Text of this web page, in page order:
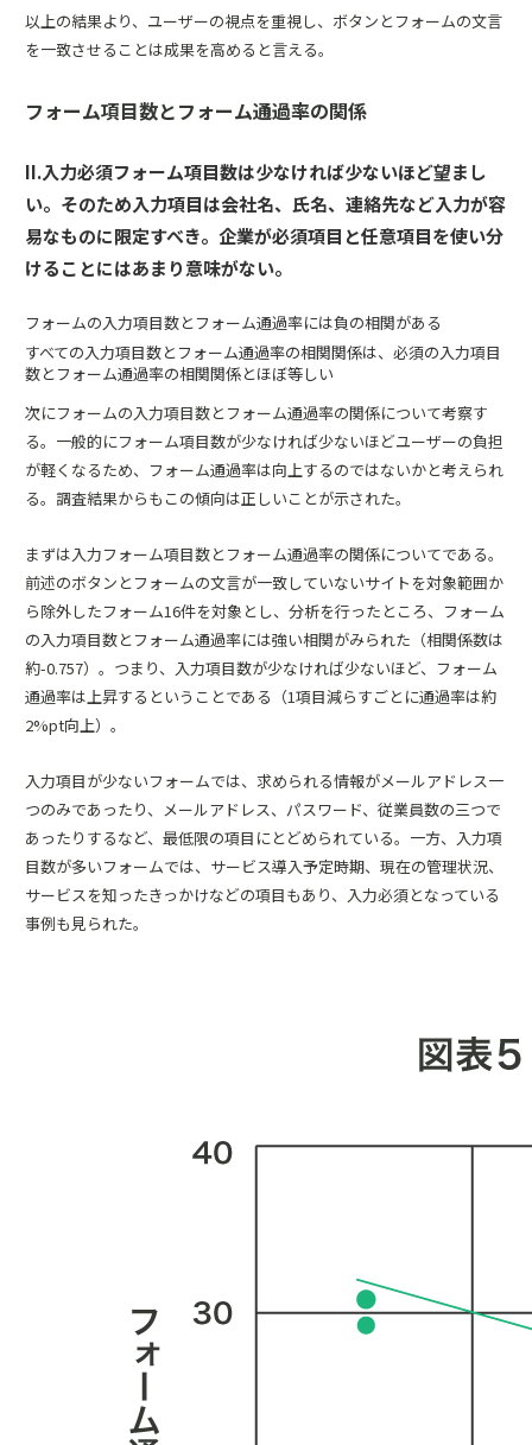
以上の結果より、ユーザーの視点を重視し、ボタンとフォームの文言
を一致させることは成果を高めると言える。
フォーム項目数とフォーム通過率の関係
II.入力必須フォーム項目数は少なければ少ないほど望まし
い。そのため入力項目は会社名、氏名、連絡先など入力が容
易なものに限定すべき。企業が必須項目と任意項目を使い分
けることにはあまり意味がない。
フォームの入力項目数とフォーム通過率には負の相関がある
すべての入力項目数とフォーム通過率の相関関係は、必須の入力項目
数とフォーム通過率の相関関係とほぼ等しい
次にフォームの入力項目数とフォーム通過率の関係について考察す
る。一般的にフォーム項目数が少なければ少ないほどユーザーの負担
が軽くなるため、フォーム通過率は向上するのではないかと考えられ
る。調査結果からもこの傾向は正しいことが示された。
まずは入力フォーム項目数とフォーム通過率の関係についてである。
前述のボタンとフォームの文言が一致していないサイトを対象範囲か
ら除外したフォーム16件を対象とし、分析を行ったところ、フォーム
の入力項目数とフォーム通過率には強い相関がみられた（相関係数は
約-0.757）。つまり、入力項目数が少なければ少ないほど、フォーム
通過率は上昇するということである（1項目減らすごとに通過率は約
2%pt向上）。
入力項目が少ないフォームでは、求められる情報がメールアドレス一
つのみであったり、メールアドレス、パスワード、従業員数の三つで
あったりするなど、最低限の項目にとどめられている。一方、入力項
目数が多いフォームでは、サービス導入予定時期、現在の管理状況、
サービスを知ったきっかけなどの項目もあり、入力必須となっている
事例も見られた。